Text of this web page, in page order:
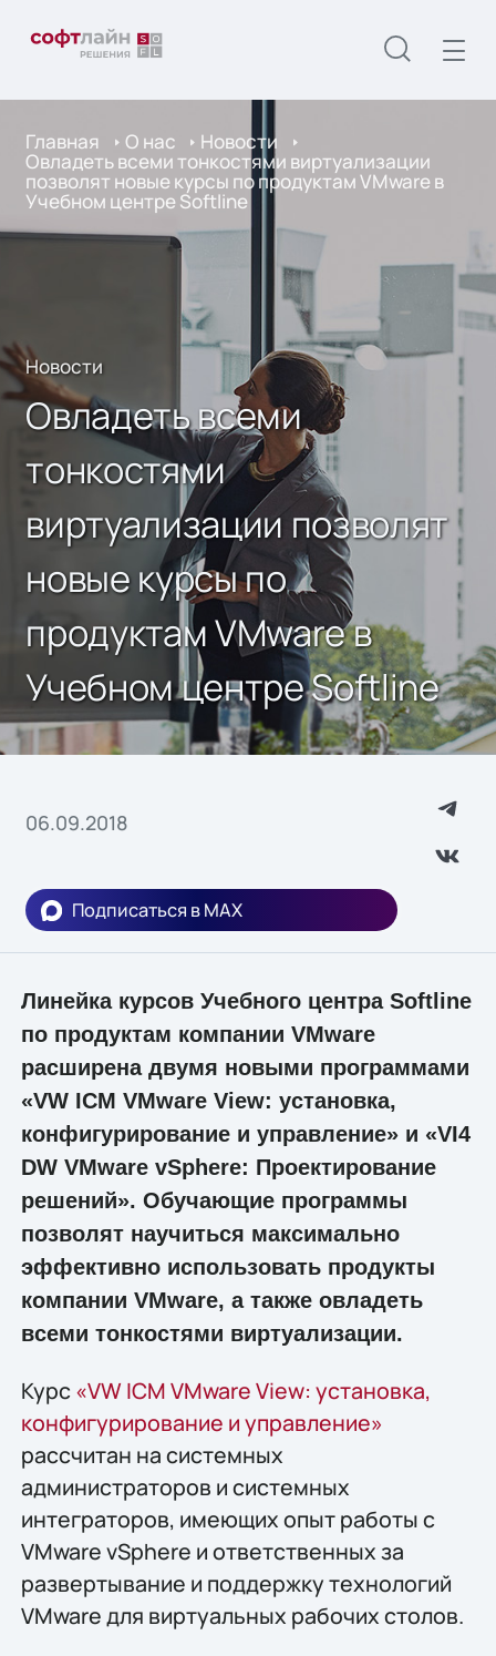
Главная О нас Новости
Овладеть всеми тонкостями виртуализации
позволят новые курсы по продуктам VMware в
Учебном центре Softline
Новости
Овладеть всеми
тонкостями
виртуализации позволят
новые курсы по
продуктам VMware в
Учебном центре Softline
06.09.2018
Подписаться в MAX
Линейка курсов Учебного центра Softline
по продуктам компании VMware
расширена двумя новыми программами
«VW ICM VMware View: установка,
конфигурирование и управление» и «VI4
DW VMware vSphere: Проектирование
решений». Обучающие программы
позволят научиться максимально
эффективно использовать продукты
компании VMware, а также овладеть
всеми тонкостями виртуализации.
Курс«VW ICM VMware View: установка,
конфигурирование и управление»
рассчитан на системных
администраторов и системных
интеграторов, имеющих опыт работы с
VMware vSphere и ответственных за
развертывание и поддержку технологий
VMware для виртуальных рабочих столов.